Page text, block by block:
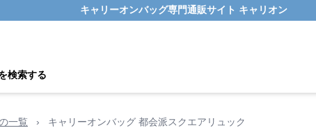
キャリーオンバッグ専門通販サイト キャリオン
検索する
一覧 › キャリーオンバッグ 都会派スクエアリュック